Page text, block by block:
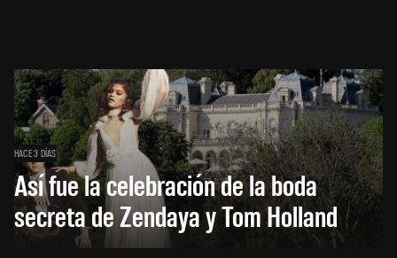
HACE 3 DÍAS
Así fue la celebración de la boda
secreta de Zendaya y Tom Holland